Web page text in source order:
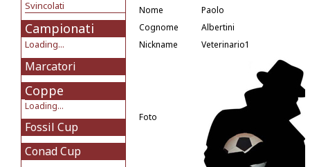
Svincolati
Campionati
Loading...
Marcatori
Coppe
Loading...
Fossil Cup
Conad Cup
Nome
Paolo
Cognome
Albertini
Nickname
Veterinario1
Foto